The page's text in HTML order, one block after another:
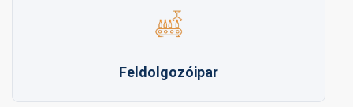
Feldolgozóipar